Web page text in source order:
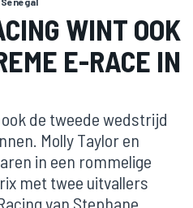
WINT OOK
E-RACE IN
de tweede wedstrijd
Molly Taylor en
in een rommelige
met twee uitvallers
van Stephane